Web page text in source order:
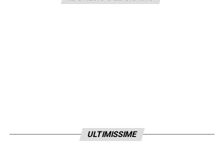
Juventus-Roma: diretta live e
ULTIMISSIME